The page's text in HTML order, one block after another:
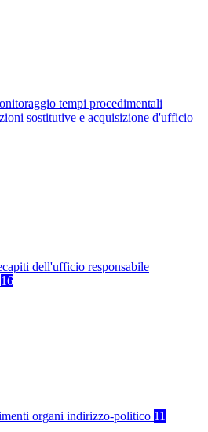
tempi procedimentali
sostitutive e acquisizione d'ufficio
dell'ufficio responsabile
16
organi indirizzo-politico 11